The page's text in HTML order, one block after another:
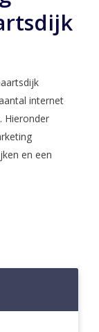
internet
. Hieronder
en een